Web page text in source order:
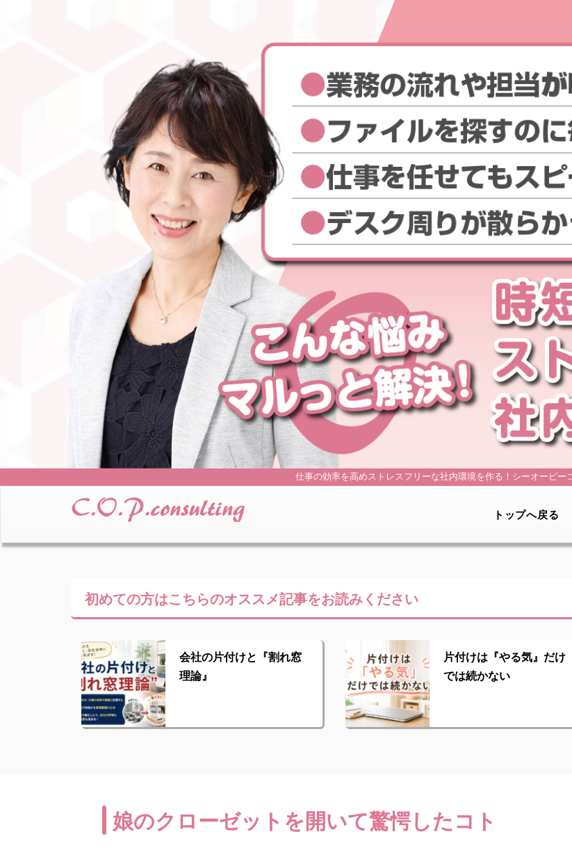
仕事の効率を高めストレスフリーな社内環境を作る！ シーオーピー
トップへ戻る
初めての方はこちらのオススメ記事をお読みください
会社の片付けと『割れ窓
理論』
片付けは『やる気』だけ
では続かない
娘のクローゼットを開いて驚愕したコト